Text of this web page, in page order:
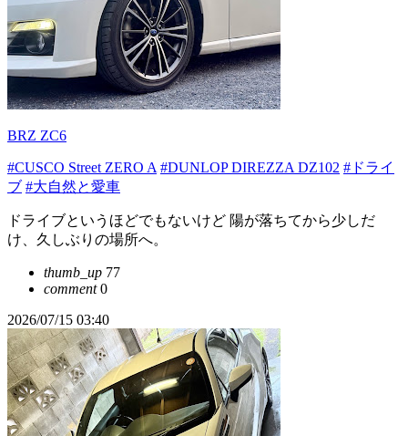
BRZ ZC6
#CUSCO Street ZERO A #DUNLOP DIREZZA DZ102 #ドライ
ブ #大自然と愛車
ドライブというほどでもないけど 陽が落ちてから少しだ
け、久しぶりの場所へ。
thumb_up 77
comment0
2026/07/15 03:40